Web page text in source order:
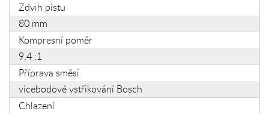
Zdvih pístu
80 mm
Kompresní poměr
9,4 :1
Příprava směsi
vícebodové vstřikování Bosch
Chlazení